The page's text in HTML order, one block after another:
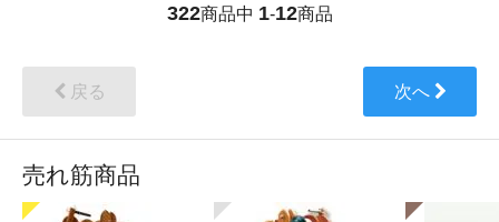
322商品中 1-12商品
戻る 次へ
売れ筋商品